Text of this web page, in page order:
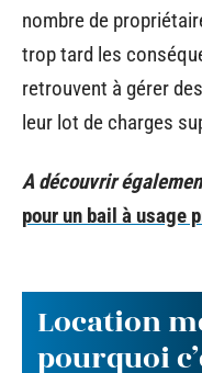
nombre de
trop tard les
retrouvent à gérer
leur lot de charges
A découvrir
pour un bail à usage
Location
pourquoi